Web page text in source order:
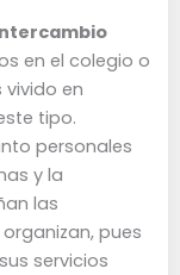
en el colegio o
vivido en
tipo.
personales
y la
las
pues
servicios